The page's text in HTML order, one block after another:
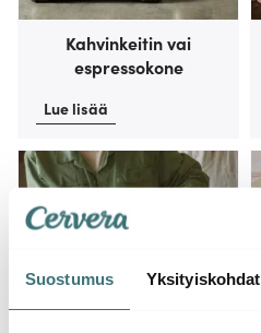
Suostumus Yksityiskohdat
Kahvinkeitin vai
espressokone
Lue lisää